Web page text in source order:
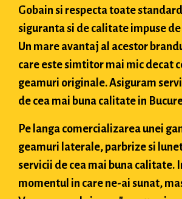
Gobain si respecta toate
siguranta si de calitate impuse
Un mare avantaj al acestor
care este simtitor mai mic decat
geamuri originale. Asiguram
de cea mai buna calitate in
Pe langa comercializarea unei
geamuri laterale, parbrize si
servicii de cea mai buna calitate.
momentul in care ne-ai sunat,